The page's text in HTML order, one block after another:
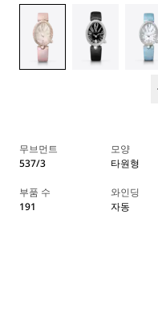
무브먼트
537/3
모양
타원형
부품 수
191
와인딩
자동